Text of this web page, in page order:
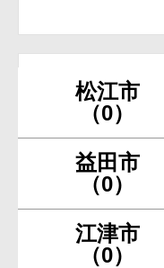
松江市
（0）
益田市
（0）
江津市
（0）